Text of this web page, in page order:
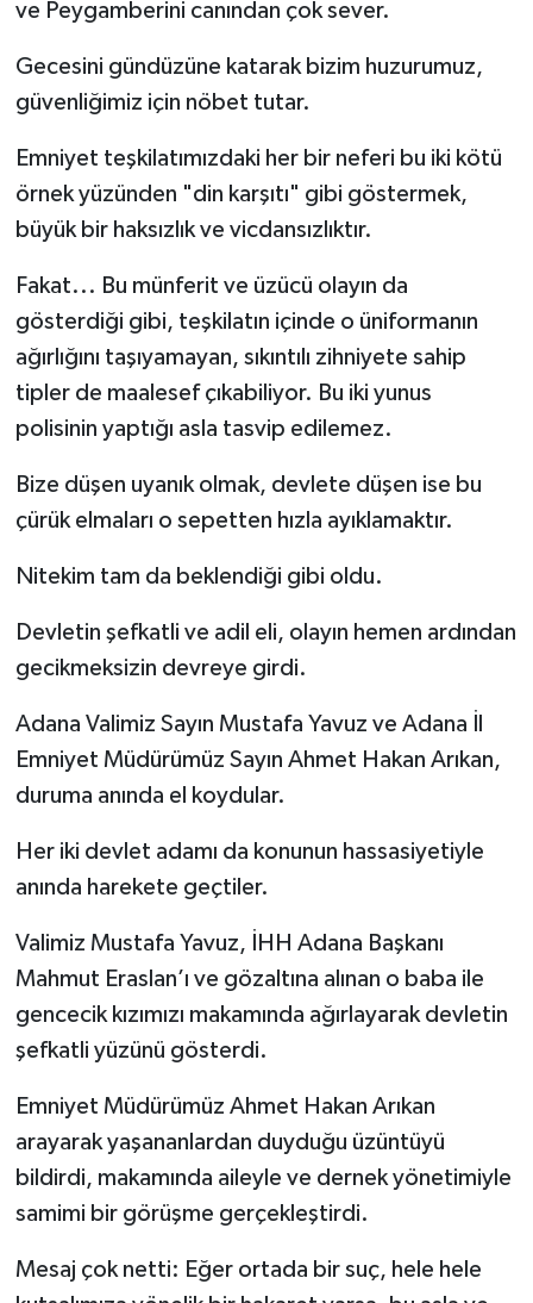
ve Peygamberini canından çok sever.
Gecesini gündüzüne katarak bizim huzurumuz,
güvenliğimiz için nöbet tutar.
Emniyet teşkilatımızdaki her bir neferi bu iki kötü
örnek yüzünden "din karşıtı" gibi göstermek,
büyük bir haksızlık ve vicdansızlıktır.
Fakat... Bu münferit ve üzücü olayın da
gösterdiği gibi, teşkilatın içinde o üniformanın
ağırlığını taşıyamayan, sıkıntılı zihniyete sahip
tipler de maalesef çıkabiliyor. Bu iki yunus
polisinin yaptığı asla tasvip edilemez.
Bize düşen uyanık olmak, devlete düşen ise bu
çürük elmaları o sepetten hızla ayıklamaktır.
Nitekim tam da beklendiği gibi oldu.
Devletin şefkatli ve adil eli, olayın hemen ardından
gecikmeksizin devreye girdi.
Adana Valimiz Sayın Mustafa Yavuz ve Adana İl
Emniyet Müdürümüz Sayın Ahmet Hakan Arıkan,
duruma anında el koydular.
Her iki devlet adamı da konunun hassasiyetiyle
anında harekete geçtiler.
Valimiz Mustafa Yavuz, İHH Adana Başkanı
Mahmut Eraslan’ı ve gözaltına alınan o baba ile
gencecik kızımızı makamında ağırlayarak devletin
şefkatli yüzünü gösterdi.
Emniyet Müdürümüz Ahmet Hakan Arıkan
arayarak yaşananlardan duyduğu üzüntüyü
bildirdi, makamında aileyle ve dernek yönetimiyle
samimi bir görüşme gerçekleştirdi.
Mesaj çok netti: Eğer ortada bir suç, hele hele